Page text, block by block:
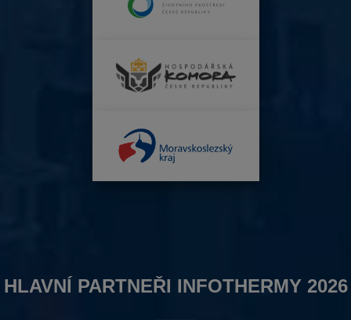
HLAVNÍ PARTNEŘI INFOTHERMY 2026